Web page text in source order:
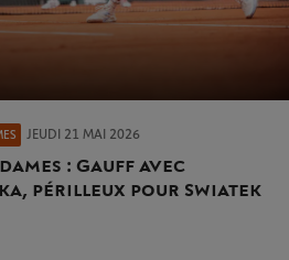
JEUDI 21 MAI 2026
: Gauff avec
périlleux pour Swiatek